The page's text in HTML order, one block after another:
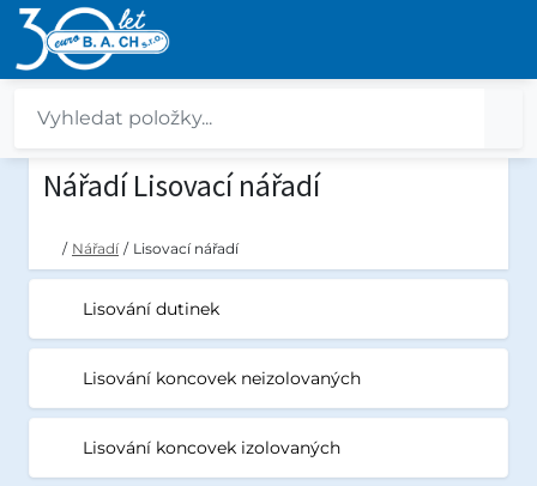
Nářadí Lisovací nářadí
/ Nářadí / Lisovací nářadí
Lisování dutinek
Lisování koncovek neizolovaných
Lisování koncovek izolovaných